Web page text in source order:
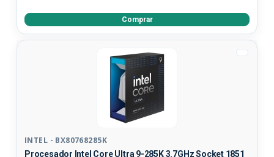
Comprar
INTEL - BX80768285K
Procesador Intel Core Ultra 9-285K 3.7GHz Socket 1851